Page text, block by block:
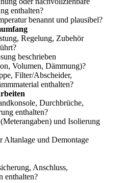
enthalten?
benannt und plausibel?
Regelung, Zubehör
beschrieben
Volumen, Dämmung)?
Filter/Abscheider,
enthalten?
Durchbrüche,
enthalten?
und Isolierung
Altanlage und Demontage
Anschluss,
enthalten?